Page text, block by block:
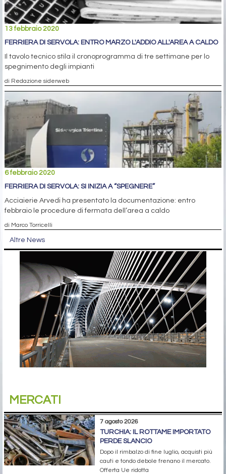
13 febbraio 2020
FERRIERA DI SERVOLA: ENTRO MARZO L'ADDIO ALL'AREA A CALDO
Il tavolo tecnico stila il cronoprogramma di tre settimane per lo
spegnimento degli impianti
di Redazione siderweb
6 febbraio 2020
FERRIERA DI SERVOLA: SI INIZIA A “SPEGNERE”
Acciaierie Arvedi ha presentato la documentazione: entro
febbraio le procedure di fermata dell’area a caldo
di Marco Torricelli
Altre News
MERCATI
7 agosto 2026
TURCHIA: IL ROTTAME IMPORTATO
PERDE SLANCIO
Dopo il rimbalzo di fine luglio, acquisti più
cauti e tondo debole frenano il mercato.
Offerta Ue ridotta